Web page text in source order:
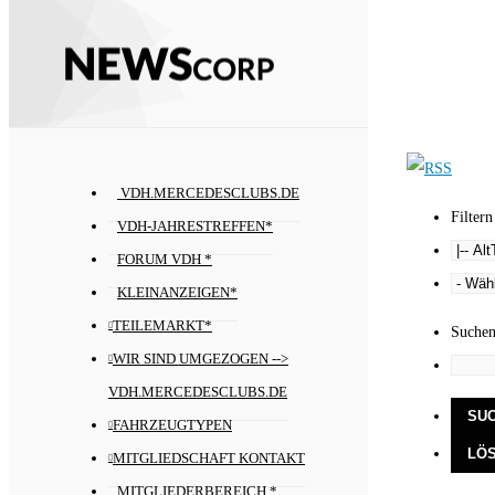
VDH.MERCEDESCLUBS.DE
VDH-JAHRESTREFFEN*
FORUM VDH *
KLEINANZEIGEN*
TEILEMARKT*
WIR SIND UMGEZOGEN -->
VDH.MERCEDESCLUBS.DE
FAHRZEUGTYPEN
MITGLIEDSCHAFT KONTAKT
MITGLIEDERBEREICH *
Filtern
Suchen